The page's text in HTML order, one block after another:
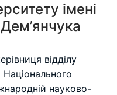
імені
відділу
Національного
науково-